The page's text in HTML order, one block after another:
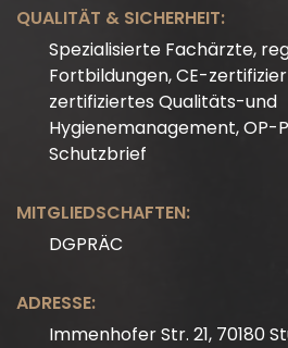
QUALITÄT & SICHERHEIT:
Spezialisierte Fachärzte,
Fortbildungen, CE-
zertifiziertes Qualitäts-und
Hygienemanagement, OP-
Schutzbrief
MITGLIEDSCHAFTEN:
DGPRÄC
ADRESSE:
Immenhofer Str. 21, 70180